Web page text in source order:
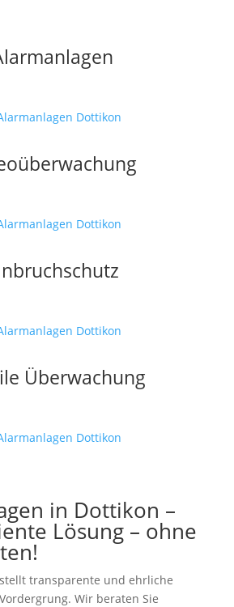
Überwachung
in Dottikon –
Lösung – ohne
transparente und ehrliche
Wir beraten Sie